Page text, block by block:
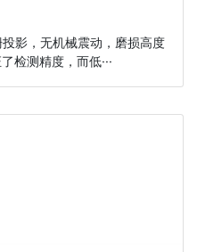
影，无机械震动，磨损高度
检测精度，而低···